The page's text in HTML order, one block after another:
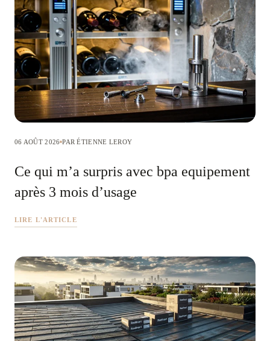
06 AOÛT 2026 PAR ÉTIENNE LEROY
Ce qui m’a surpris avec bpa equipement
après 3 mois d’usage
LIRE L'ARTICLE